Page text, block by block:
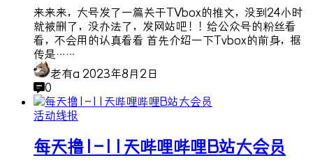
来来来，大号发了一篇关于TVbox的推文，没到24小时
就被删了，没办法了，发网站吧！！给公众号的粉丝看
看，不会用的认真看看 首先介绍一下Tvbox的前身，据
传是……
老有a 2023年8月2日
0
活动线报
每天撸1-11天哔哩哔哩B站大会员